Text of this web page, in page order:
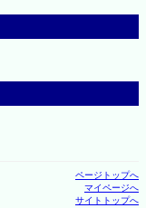
ページトップへ
マイページへ
サイトトップへ